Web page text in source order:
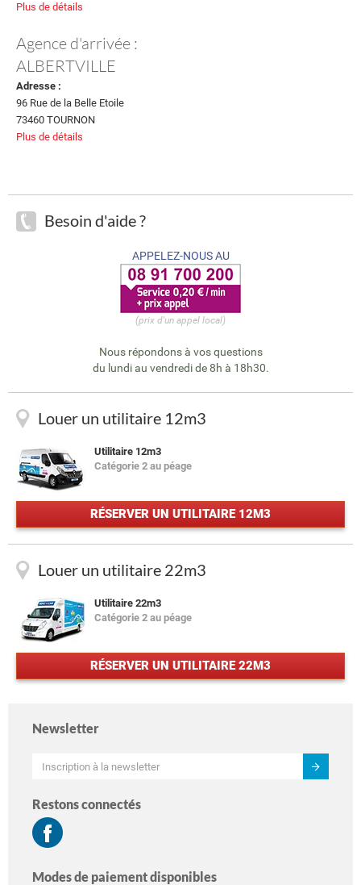
Plus de détails
Agence d'arrivée :
ALBERTVILLE
Adresse :
96 Rue de la Belle Etoile
73460 TOURNON
Plus de détails
Besoin d'aide ?
APPELEZ-NOUS AU
(prix d'un appel local)
Nous répondons à vos questions
du lundi au vendredi de 8h à 18h30.
Louer un utilitaire 12m3
Utilitaire 12m3
Catégorie 2 au péage
RÉSERVER UN UTILITAIRE 12M3
Louer un utilitaire 22m3
Utilitaire 22m3
Catégorie 2 au péage
RÉSERVER UN UTILITAIRE 22M3
Newsletter
Restons connectés
Modes de paiement disponibles